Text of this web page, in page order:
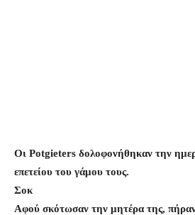
Οι Potgieters δολοφονήθηκαν την
επετείου του γάμου τους.
Σοκ
Αφού σκότωσαν την μητέρα της,